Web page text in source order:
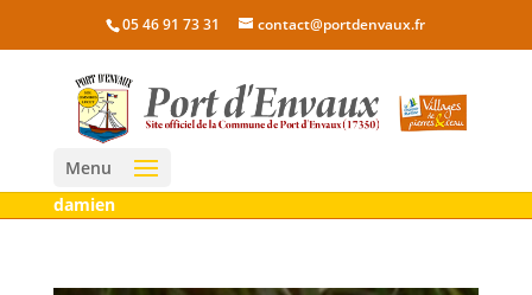
05 46 91 73 31 contact@portdenvaux.fr
Menu
damien